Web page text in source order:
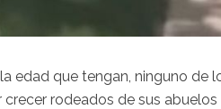
edad que tengan, ninguno de
rodeados de sus abuelos